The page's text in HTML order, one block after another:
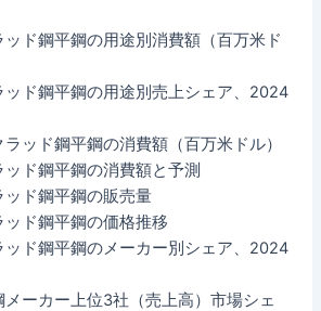
ッド鋼平鋼の用途別消費額（百万米ド
ッド鋼平鋼の用途別売上シェア、2024
ラッド鋼平鋼の消費額（百万米ドル）
ッド鋼平鋼の消費額と予測
ッド鋼平鋼の販売量
ッド鋼平鋼の価格推移
ッド鋼平鋼のメーカー別シェア、2024
メーカー上位3社（売上高）市場シェ